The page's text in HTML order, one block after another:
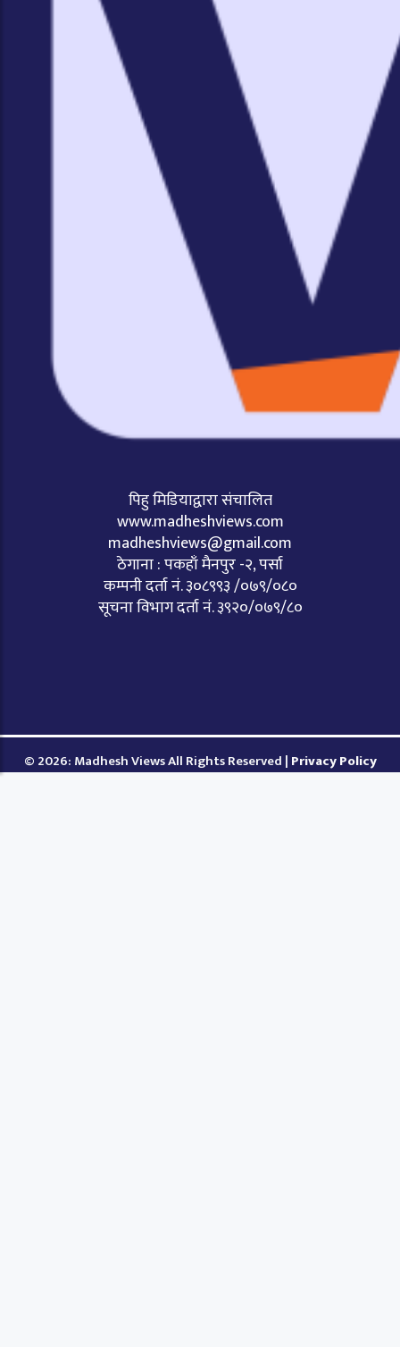
पिहु मिडियाद्वारा संचालित
www.madheshviews.com
madheshviews@gmail.com
ठेगाना : पकहाँ मैनपुर -२, पर्सा
कम्पनी दर्ता नं. ३०८९९३ /०७९/०८०
सूचना विभाग दर्ता नं. ३९२०/०७९/८०
© 2026: Madhesh Views All Rights Reserved | Privacy Policy